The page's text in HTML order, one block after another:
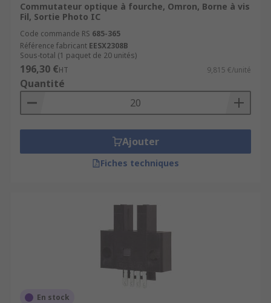
Commutateur optique à fourche, Omron, Borne à vis
Fil, Sortie Photo IC
Code commande RS 685-365
Référence fabricant EESX2308B
Sous-total (1 paquet de 20 unités)
196,30 €HT 9,815 €/unité
Quantité
Ajouter
Fiches techniques
En stock